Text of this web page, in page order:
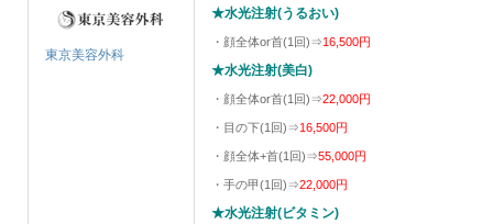
東京美容外科
★水光注射(うるおい)
・顔全体or首(1回)⇒16,500円
★水光注射(美白)
・顔全体or首(1回)⇒22,000円
・目の下(1回)⇒16,500円
・顔全体+首(1回)⇒55,000円
・手の甲(1回)⇒22,000円
★水光注射(ビタミン)